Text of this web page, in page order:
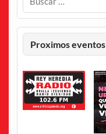
Proximos eventos